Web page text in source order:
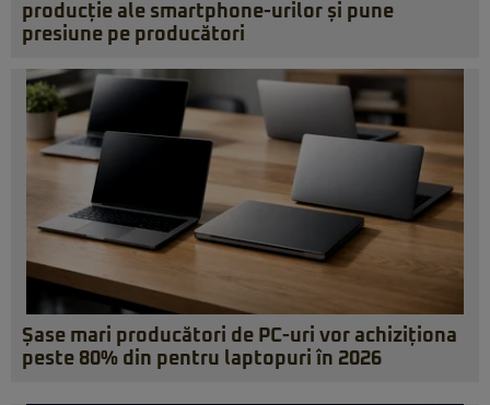
producție ale smartphone-urilor și pune
presiune pe producători
Șase mari producători de PC-uri vor achiziționa
peste 80% din pentru laptopuri în 2026